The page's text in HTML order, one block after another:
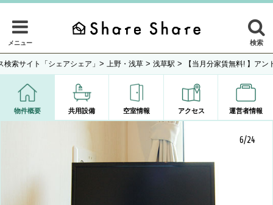
メニュー 検索
検索サイト「シェアシェア」 > 上野・浅草 > 浅草駅 > 【当月分家賃無料! 】アン
物件概要 共用設備 空室情報 アクセス 運営者情報
6/24